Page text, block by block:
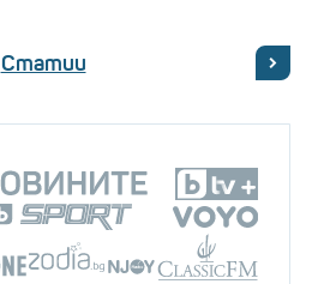
Статии